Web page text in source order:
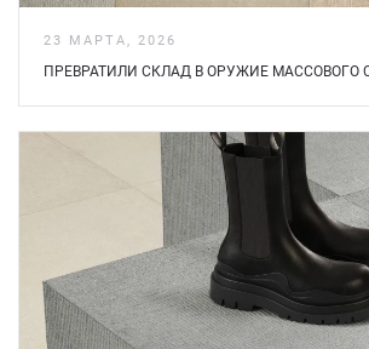
23 МАРТА, 2026
ПРЕВРАТИЛИ СКЛАД В ОРУЖИЕ МАССОВОГО